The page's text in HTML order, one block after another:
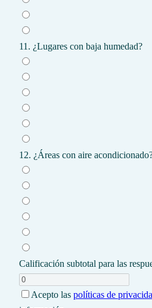
11. ¿Lugares con baja humedad?
12. ¿Áreas con aire
Calificación subtotal para las
Acepto las políticas de